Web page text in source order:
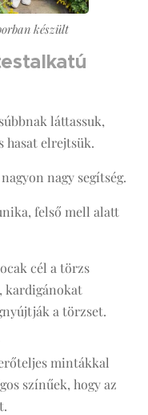
készült
láttassuk,
hasat elrejtsük.
nagy segítség.
felső mell alatt
cél a törzs
kardigánokat
a törzset.
mintákkal
színűek, hogy az